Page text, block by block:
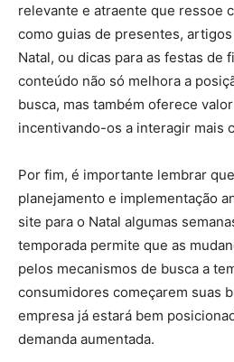
relevante e atraente que ressoe
como guias de presentes,
Natal, ou dicas para as festas de
conteúdo não só melhora a
busca, mas também oferece
incentivando-os a interagir mais
Por fim, é importante lembrar
planejamento e implementação
site para o Natal algumas
temporada permite que as
pelos mecanismos de busca a
consumidores começarem suas
empresa já estará bem
demanda aumentada.